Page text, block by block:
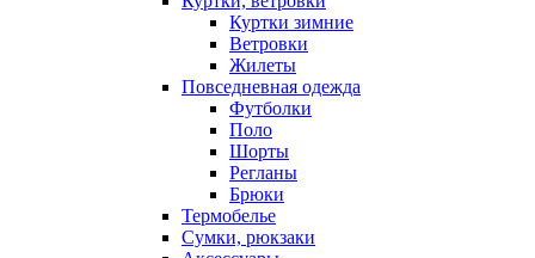
Куртки зимние
Ветровки
Жилеты
Повседневная одежда
Футболки
Поло
Шорты
Регланы
Брюки
Термобелье
Сумки, рюкзаки